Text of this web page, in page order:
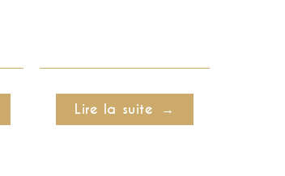
Lire la suite